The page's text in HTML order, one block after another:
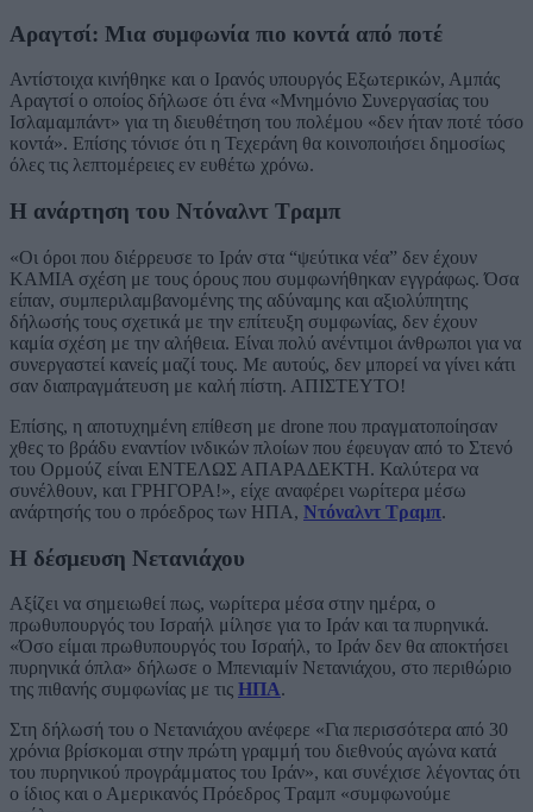
Αραγτσί: Μια συμφωνία πιο κοντά από ποτέ
Αντίστοιχα κινήθηκε και ο Ιρανός υπουργός Εξωτερικών, Αμπάς
Αραγτσί ο οποίος δήλωσε ότι ένα «Μνημόνιο Συνεργασίας του
Ισλαμαμπάντ» για τη διευθέτηση του πολέμου «δεν ήταν ποτέ τόσο
κοντά». Επίσης τόνισε ότι η Τεχεράνη θα κοινοποιήσει δημοσίως
όλες τις λεπτομέρειες εν ευθέτω χρόνω.
Η ανάρτηση του Ντόναλντ Τραμπ
«Οι όροι που διέρρευσε το Ιράν στα “ψεύτικα νέα” δεν έχουν
ΚΑΜΙΑ σχέση με τους όρους που συμφωνήθηκαν εγγράφως. Όσα
είπαν, συμπεριλαμβανομένης της αδύναμης και αξιολύπητης
δήλωσής τους σχετικά με την επίτευξη συμφωνίας, δεν έχουν
καμία σχέση με την αλήθεια. Είναι πολύ ανέντιμοι άνθρωποι για να
συνεργαστεί κανείς μαζί τους. Με αυτούς, δεν μπορεί να γίνει κάτι
σαν διαπραγμάτευση με καλή πίστη. ΑΠΙΣΤΕΥΤΟ!
Επίσης, η αποτυχημένη επίθεση με drone που πραγματοποίησαν
χθες το βράδυ εναντίον ινδικών πλοίων που έφευγαν από το Στενό
του Ορμούζ είναι ΕΝΤΕΛΩΣ ΑΠΑΡΑΔΕΚΤΗ. Καλύτερα να
συνέλθουν, και ΓΡΗΓΟΡΑ!», είχε αναφέρει νωρίτερα μέσω
ανάρτησής του ο πρόεδρος των ΗΠΑ, Ντόναλντ Τραμπ.
Η δέσμευση Νετανιάχου
Αξίζει να σημειωθεί πως, νωρίτερα μέσα στην ημέρα, ο
πρωθυπουργός του Ισραήλ μίλησε για το Ιράν και τα πυρηνικά.
«Όσο είμαι πρωθυπουργός του Ισραήλ, το Ιράν δεν θα αποκτήσει
πυρηνικά όπλα» δήλωσε ο Μπενιαμίν Νετανιάχου, στο περιθώριο
της πιθανής συμφωνίας με τις ΗΠΑ.
Στη δήλωσή του ο Νετανιάχου ανέφερε «Για περισσότερα από 30
χρόνια βρίσκομαι στην πρώτη γραμμή του διεθνούς αγώνα κατά
του πυρηνικού προγράμματος του Ιράν», και συνέχισε λέγοντας ότι
ο ίδιος και ο Αμερικανός Πρόεδρος Τραμπ «συμφωνούμε